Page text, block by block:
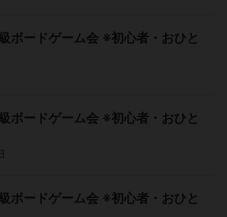
ボードゲーム会 ※初心者・おひと
ボードゲーム会 ※初心者・おひと
ボードゲーム会 ※初心者・おひと